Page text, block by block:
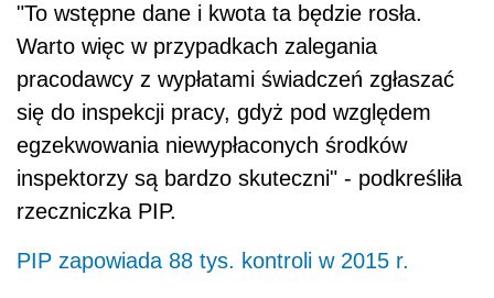
"To wstępne dane i kwota ta będzie rosła.
Warto więc w przypadkach zalegania
pracodawcy z wypłatami świadczeń zgłaszać
się do inspekcji pracy, gdyż pod względem
egzekwowania niewypłaconych środków
inspektorzy są bardzo skuteczni" - podkreśliła
rzeczniczka PIP.
PIP zapowiada 88 tys. kontroli w 2015 r.